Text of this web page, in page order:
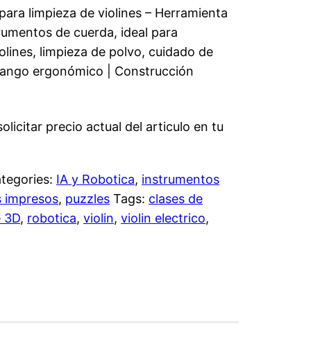
limpieza de violines – Herramienta
de cuerda, ideal para
limpieza de polvo, cuidado de
ergonómico | Construcción
precio actual del articulo en tu
IA y Robotica, instrumentos
impresos, puzzles Tags: clases de
3D, robotica, violin, violin electrico,